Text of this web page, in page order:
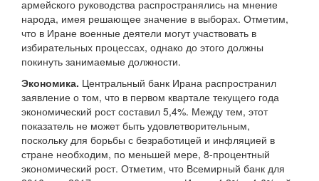
армейского руководства распространялись на мнение
народа, имея решающее значение в выборах. Отметим,
что в Иране военные деятели могут участвовать в
избирательных процессах, однако до этого должны
покинуть занимаемые должности.
Экономика. Центральный банк Ирана распространил
заявление о том, что в первом квартале текущего года
экономический рост составил 5,4%. Между тем, этот
показатель не может быть удовлетворительным,
поскольку для борьбы с безработицей и инфляцией в
стране необходим, по меньшей мере, 8-процентный
экономический рост. Отметим, что Всемирный банк для